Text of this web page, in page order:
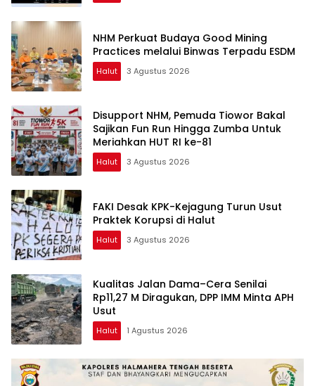
NHM Perkuat Budaya Good Mining
Practices melalui Binwas Terpadu ESDM
Halut 3 Agustus 2026
Disupport NHM, Pemuda Tiowor Bakal
Sajikan Fun Run Hingga Zumba Untuk
Meriahkan HUT RI ke-81
Halut 3 Agustus 2026
FAKI Desak KPK-Kejagung Turun Usut
Praktek Korupsi di Halut
Halut 3 Agustus 2026
Kualitas Jalan Dama–Cera Senilai
Rp11,27 M Diragukan, DPP IMM Minta APH
Usut
Halut 1 Agustus 2026